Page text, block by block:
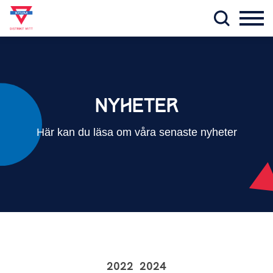
NYHETER
Här kan du läsa om våra senaste nyheter
2024
2022